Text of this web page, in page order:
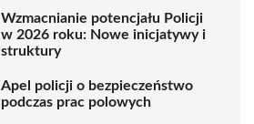
Wzmacnianie potencjału Policji
w 2026 roku: Nowe inicjatywy i
struktury
Apel policji o bezpieczeństwo
podczas prac polowych